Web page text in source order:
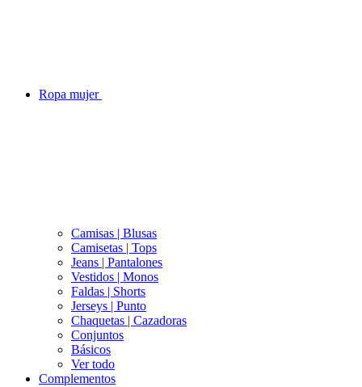
Ropa mujer
Camisas | Blusas
Camisetas | Tops
Jeans | Pantalones
Vestidos | Monos
Faldas | Shorts
Jerseys | Punto
Chaquetas | Cazadoras
Conjuntos
Básicos
Ver todo
Complementos